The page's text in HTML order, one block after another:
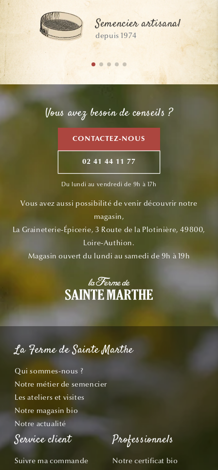
Semencier artisanal
depuis 1974
Vous avez besoin de conseils ?
CONTACTEZ-NOUS
02 41 44 11 77
Du lundi au vendredi de 9h à 17h
Vous avez aussi possibilité de venir découvrir notre
magasin,
La Graineterie-Épicerie, 3 Route de la Plotinière, 49800,
Loire-Authion.
Magasin ouvert du lundi au samedi de 9h à 19h
La Ferme de Sainte Marthe
Qui sommes-nous ?
Notre métier de semencier
Les ateliers et visites
Notre magasin bio
Notre actualité
Service client
Suivre ma commande
Professionnels
Notre certificat bio